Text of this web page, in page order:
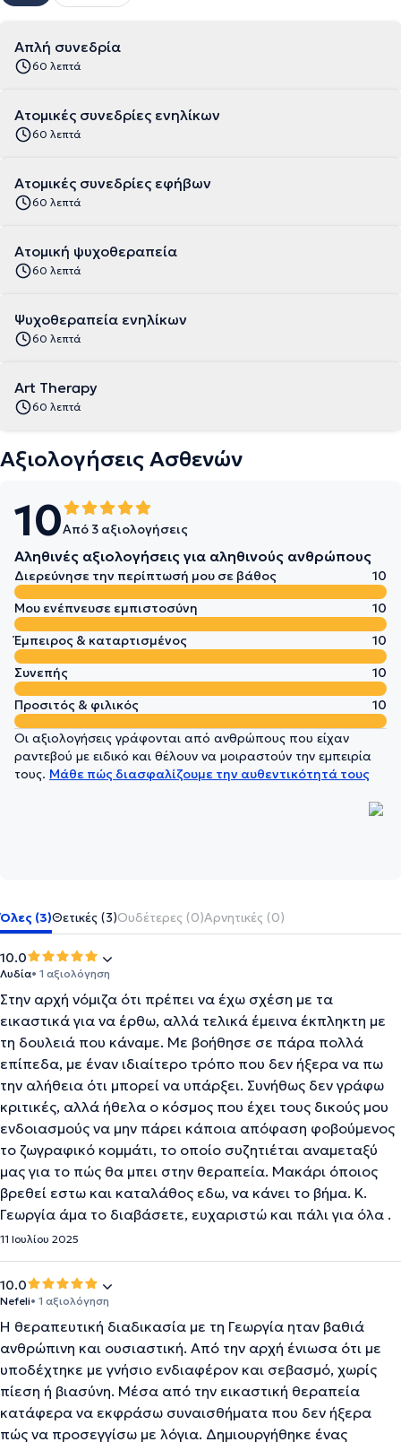
Απλή συνεδρία
60 λεπτά
Ατομικές συνεδρίες ενηλίκων
60 λεπτά
Ατομικές συνεδρίες εφήβων
60 λεπτά
Ατομική ψυχοθεραπεία
60 λεπτά
Ψυχοθεραπεία ενηλίκων
60 λεπτά
Art Therapy
60 λεπτά
Αξιολογήσεις Ασθενών
10Από 3 αξιολογήσεις
Αληθινές αξιολογήσεις για αληθινούς ανθρώπους
Διερεύνησε την περίπτωσή μου σε βάθος
10
Μου ενέπνευσε εμπιστοσύνη
10
Έμπειρος & καταρτισμένος
10
Συνεπής
10
Προσιτός & φιλικός
10
Οι αξιολογήσεις γράφονται από ανθρώπους που είχαν
ραντεβού με ειδικό και θέλουν να μοιραστούν την εμπειρία
τους. Μάθε πώς διασφαλίζουμε την αυθεντικότητά τους
Όλες (3)Θετικές (3)Ουδέτερες (0)Αρνητικές (0)
10.0
Λυδία• 1 αξιολόγηση
Στην αρχή νόμιζα ότι πρέπει να έχω σχέση με τα
εικαστικά για να έρθω, αλλά τελικά έμεινα έκπληκτη με
τη δουλειά που κάναμε. Με βοήθησε σε πάρα πολλά
επίπεδα, με έναν ιδιαίτερο τρόπο που δεν ήξερα να πω
την αλήθεια ότι μπορεί να υπάρξει. Συνήθως δεν γράφω
κριτικές, αλλά ήθελα ο κόσμος που έχει τους δικούς μου
ενδοιασμούς να μην πάρει κάποια απόφαση φοβούμενος
το ζωγραφικό κομμάτι, το οποίο συζητιέται αναμεταξύ
μας για το πώς θα μπει στην θεραπεία. Μακάρι όποιος
βρεθεί εστω και καταλάθος εδω, να κάνει το βήμα. Κ.
Γεωργία άμα το διαβάσετε, ευχαριστώ και πάλι για όλα .
11 Ιουλίου 2025
10.0
Nefeli• 1 αξιολόγηση
Η θεραπευτική διαδικασία με τη Γεωργία ηταν βαθιά
ανθρώπινη και ουσιαστική. Από την αρχή ένιωσα ότι με
υποδέχτηκε με γνήσιο ενδιαφέρον και σεβασμό, χωρίς
πίεση ή βιασύνη. Μέσα από την εικαστική θεραπεία
κατάφερα να εκφράσω συναισθήματα που δεν ήξερα
πώς να προσεγγίσω με λόγια. Δημιουργήθηκε ένας